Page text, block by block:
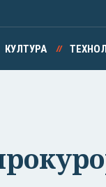
КУЛТУРА